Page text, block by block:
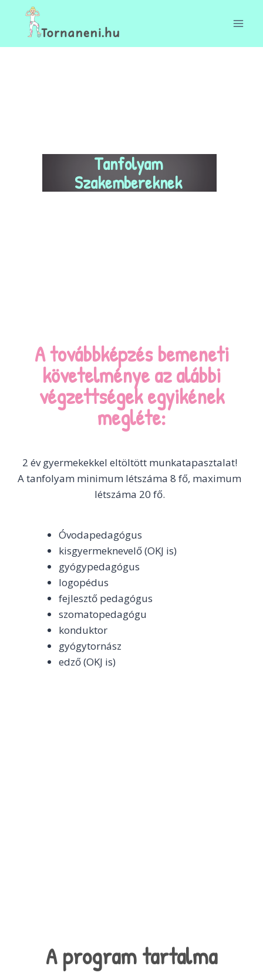
Tanfolyam
Szakembereknek
A továbbképzés bemeneti
követelménye az alábbi
végzettségek egyikének
megléte:
2 év gyermekekkel eltöltött munkatapasztalat!
A tanfolyam minimum létszáma 8 fő, maximum
létszáma 20 fő.
Óvodapedagógus
kisgyermeknevelő (OKJ is)
gyógypedagógus
logopédus
fejlesztő pedagógus
szomatopedagógu
konduktor
gyógytornász
edző (OKJ is)
A program tartalma